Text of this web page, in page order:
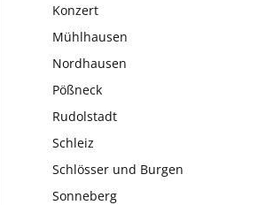
Konzert
Mühlhausen
Nordhausen
Pößneck
Rudolstadt
Schleiz
Schlösser und Burgen
Sonneberg